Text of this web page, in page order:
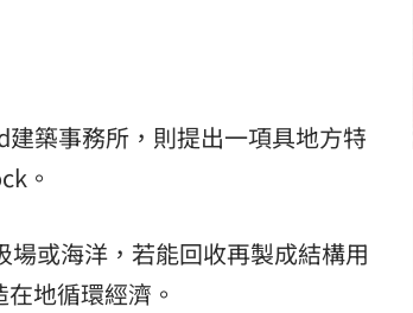
築事務所，則提出一項具地方特
。
或海洋，若能回收再製成結構用
地循環經濟。